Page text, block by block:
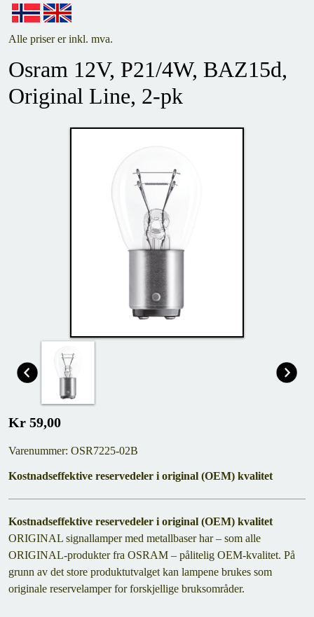
Alle priser er inkl. mva.
Osram 12V, P21/4W, BAZ15d,
Original Line, 2-pk
Kr 59,00
Varenummer: OSR7225-02B
Kostnadseffektive reservedeler i original (OEM) kvalitet
Kostnadseffektive reservedeler i original (OEM) kvalitet
ORIGINAL signallamper med metallbaser har – som alle
ORIGINAL-produkter fra OSRAM – pålitelig OEM-kvalitet. På
grunn av det store produktutvalget kan lampene brukes som
originale reservelamper for forskjellige bruksområder.